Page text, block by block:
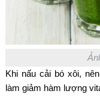
Khi nấu cải bó xôi,
làm giảm hàm lượng